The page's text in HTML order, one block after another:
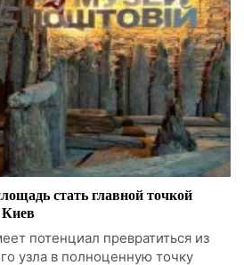
стать главной точкой
Киев
потенциал превратиться из
узла в полноценную точку